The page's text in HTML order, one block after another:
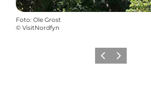
Foto: Ole Grost
© VisitNordfyn
Vorherige Folie
Nächste Folie